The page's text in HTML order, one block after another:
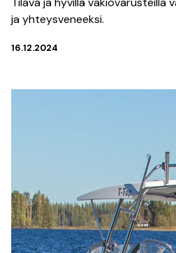
ja yhteysveneeksi.
16.12.2024